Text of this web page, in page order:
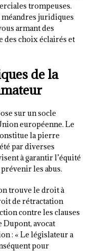
trompeuses.
méandres juridiques
armant des
des choix éclairés et
de la
sur un socle
européenne. Le
la pierre
par diverses
à garantir l’équité
les abus.
trouve le droit à
de rétractation
contre les clauses
Dupont, avocat
: « Le législateur a
pour